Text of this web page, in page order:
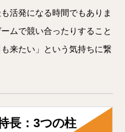
活発になる時間でもありま
ムで競い合ったりすること
来たい」という気持ちに繋
長：3つの柱